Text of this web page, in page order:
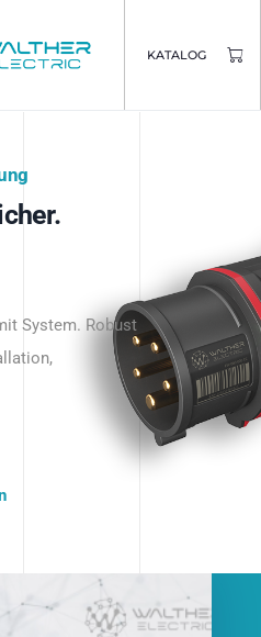
KATALOG
hier.
System. Robust
und